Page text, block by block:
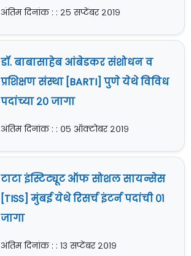
अंतिम दिनांक : : २५ सप्टेंबर २०१९
डॉ. बाबासाहेब आंबेडकर संशोधन व
प्रशिक्षण संस्था [BARTI] पुणे येथे विविध
पदांच्या २० जागा
अंतिम दिनांक : : ०५ ऑक्टोबर २०१९
टाटा इंस्टिट्यूट ऑफ सोशल सायन्सेस
[TISS] मुंबई येथे रिसर्च इंटर्न पदांची ०१
जागा
अंतिम दिनांक : : १३ सप्टेंबर २०१९